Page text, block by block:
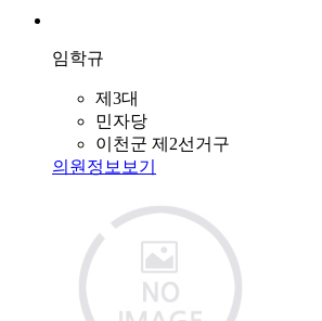
임학규
제3대
민자당
이천군 제2선거구
의원정보보기